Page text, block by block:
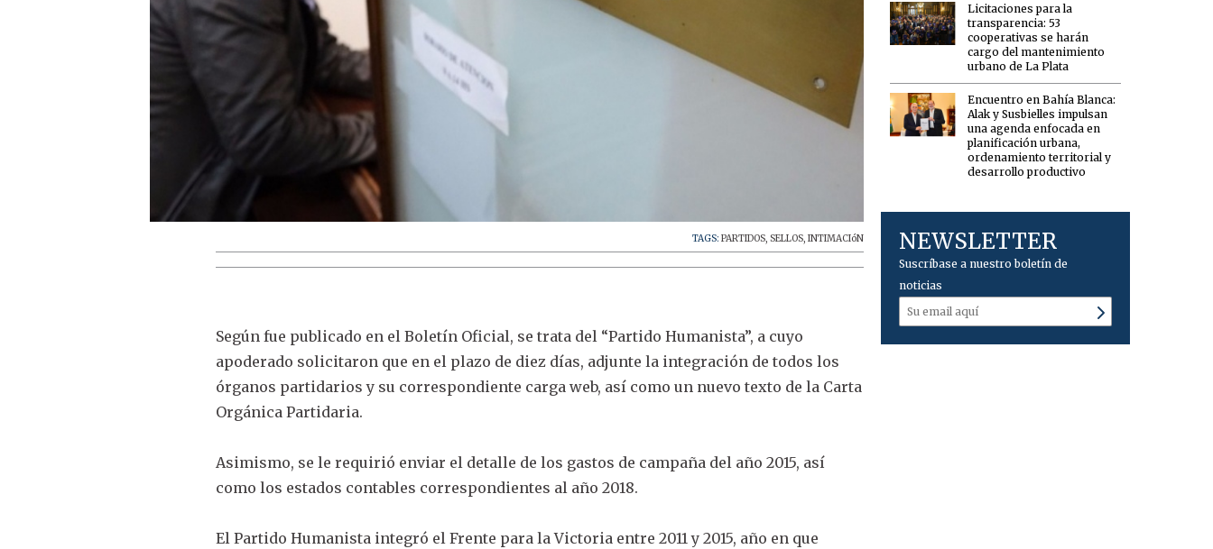
TAGS:PARTIDOS,SELLOS,INTIMACIóN
Según fue publicado en el Boletín Oficial, se trata del “Partido Humanista”, a cuyo
apoderado solicitaron que en el plazo de diez días, adjunte la integración de todos los
órganos partidarios y su correspondiente carga web, así como un nuevo texto de la Carta
Orgánica Partidaria.
Asimismo, se le requirió enviar el detalle de los gastos de campaña del año 2015, así
como los estados contables correspondientes al año 2018.
El Partido Humanista integró el Frente para la Victoria entre 2011 y 2015, año en que
Licitaciones para la
transparencia: 53
cooperativas se harán
cargo del mantenimiento
urbano de La Plata
Encuentro en Bahía Blanca:
Alak y Susbielles impulsan
una agenda enfocada en
planificación urbana,
ordenamiento territorial y
desarrollo productivo
NEWSLETTER
Suscríbase a nuestro boletín de
noticias